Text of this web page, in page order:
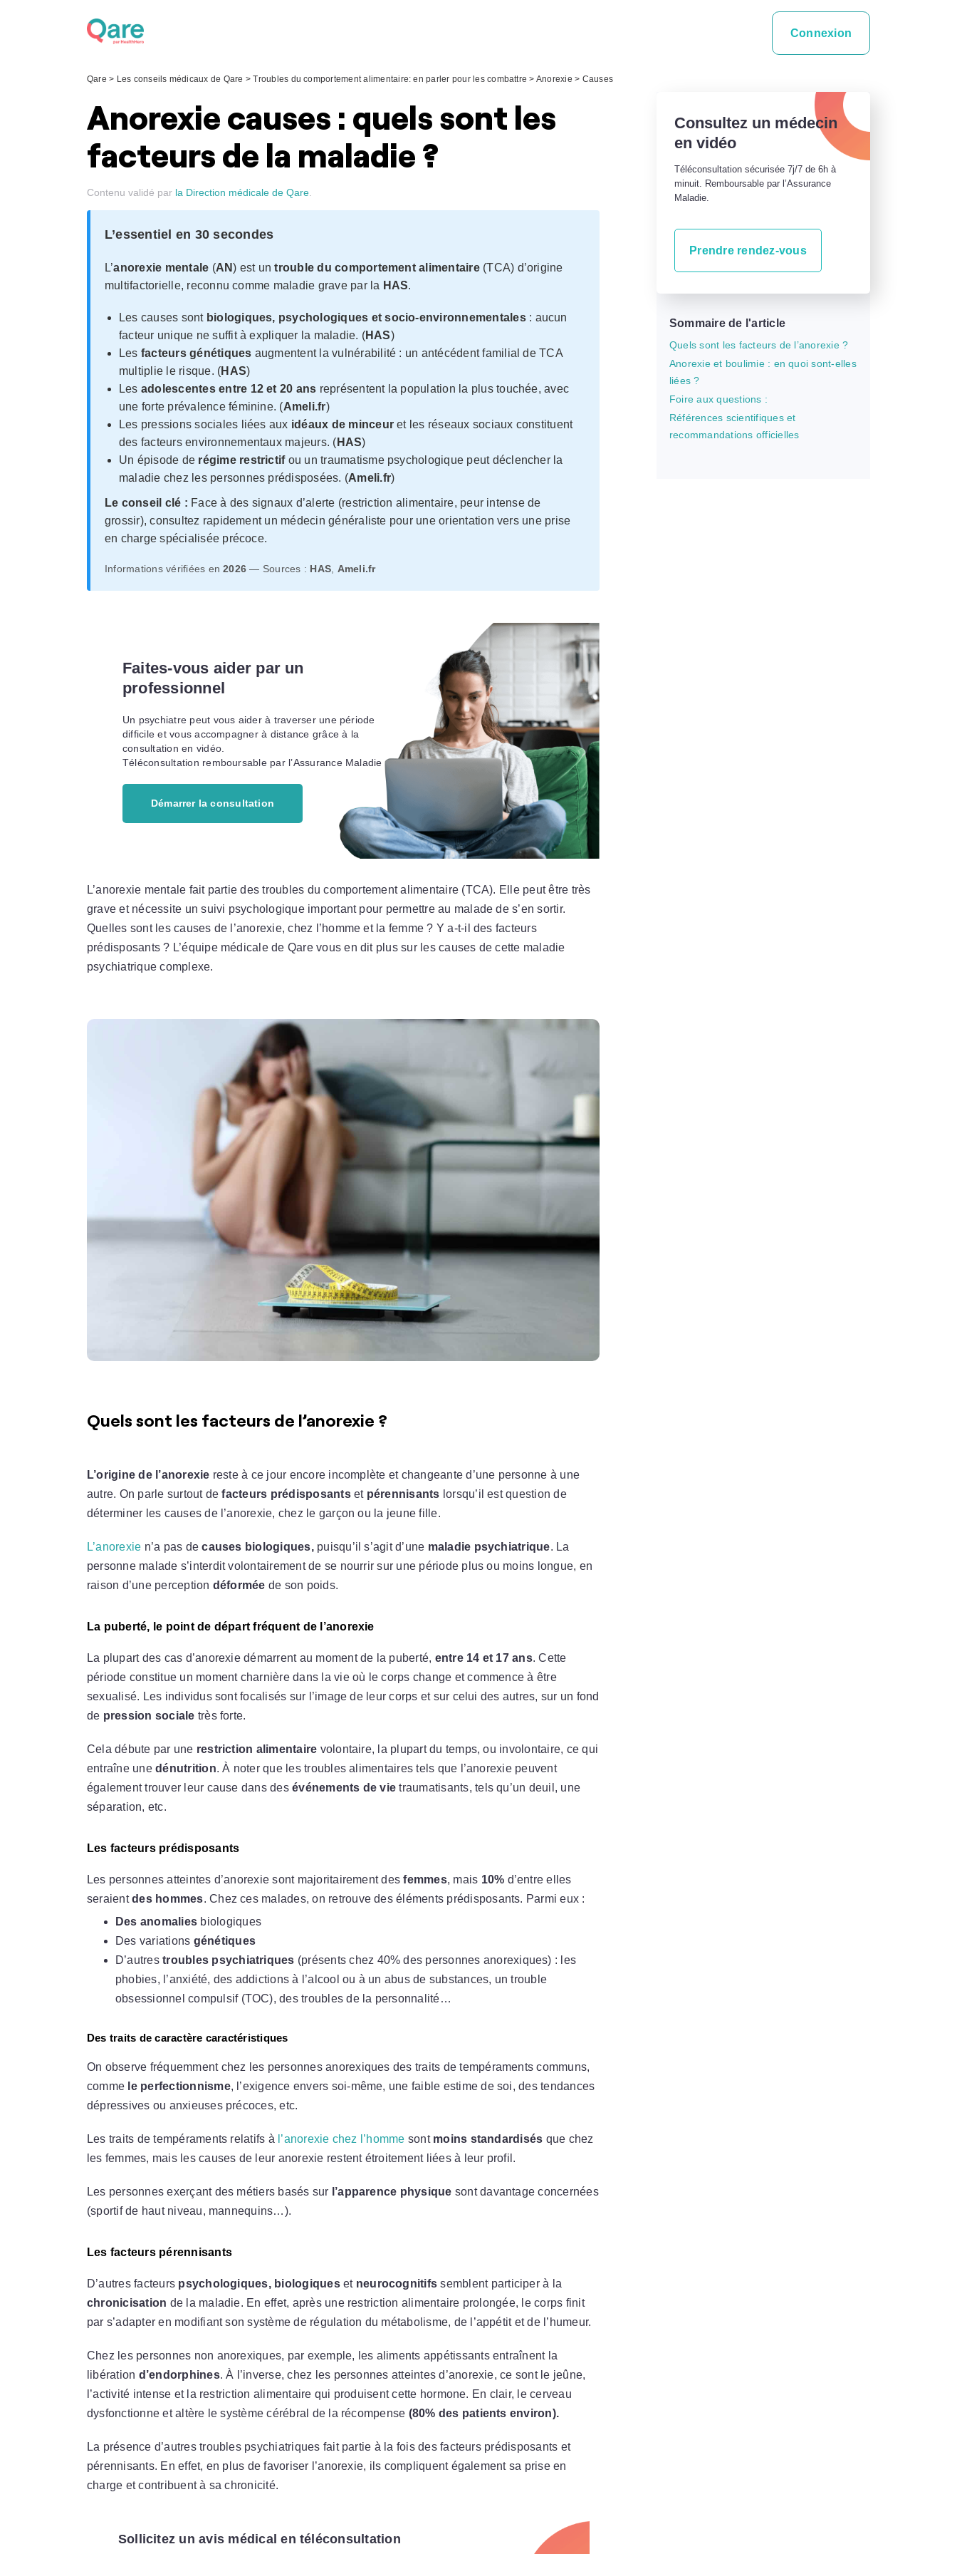
Connexion
Qare > Les conseils médicaux de Qare >Troubles du comportement alimentaire: en parler pour les combattre > Anorexie > Causes
Anorexie causes : quels sont les
facteurs de la maladie ?
Contenu validé par la Direction médicale de Qare.
L’essentiel en 30 secondes
L’anorexie mentale (AN) est untrouble du comportement alimentaire(TCA) d’origine
multifactorielle, reconnu comme maladie grave par la HAS.
Les causes sont biologiques, psychologiques et socio-environnementales: aucun
facteur unique ne suffit à expliquer la maladie. (HAS)
Les facteurs génétiques augmentent la vulnérabilité : un antécédent familial de TCA
multiplie le risque. (HAS)
Les adolescentes entre 12 et 20 ans représentent la population la plus touchée, avec
une forte prévalence féminine. (Ameli.fr)
Les pressions sociales liées aux idéaux de minceur et les réseaux sociaux constituent
des facteurs environnementaux majeurs. ( HAS)
Un épisode de régime restrictifou un traumatisme psychologique peut déclencher la
maladie chez les personnes prédisposées. (Ameli.fr)
Le conseil clé : Face à des signaux d’alerte (restriction alimentaire, peur intense de
grossir), consultez rapidement un médecin généraliste pour une orientation vers une prise
en charge spécialisée précoce.
Informations vérifiées en2026 — Sources : HAS, Ameli.fr
Faites-vous aider par un
professionnel
Un psychiatre peut vous aider à traverser une période
difficile et vous accompagner à distance grâce à la
consultation en vidéo.
Téléconsultation remboursable par l’Assurance Maladie
Démarrer la consultation
L’anorexie mentale fait partie des troubles du comportement alimentaire (TCA). Elle peut être très
grave et nécessite un suivi psychologique important pour permettre au malade de s’en sortir.
Quelles sont les causes de l’anorexie, chez l’homme et la femme ? Y a-t-il des facteurs
prédisposants ? L’équipe médicale de Qare vous en dit plus sur les causes de cette maladie
psychiatrique complexe.
Quels sont les facteurs de l’anorexie ?
L’origine de l’anorexie reste à ce jour encore incomplète et changeante d’une personne à une
autre. On parle surtout defacteurs prédisposantset pérennisants lorsqu’il est question de
déterminer les causes de l’anorexie, chez le garçon ou la jeune fille.
L’anorexie n’a pas decauses biologiques,puisqu’il s’agit d’une maladie psychiatrique. La
personne malade s’interdit volontairement de se nourrir sur une période plus ou moins longue, en
raison d’une perception déformée de son poids.
La puberté, le point de départ fréquent de l’anorexie
La plupart des cas d’anorexie démarrent au moment de la puberté, entre 14 et 17 ans. Cette
période constitue un moment charnière dans la vie où le corps change et commence à être
sexualisé. Les individus sont focalisés sur l’image de leur corps et sur celui des autres, sur un fond
de pression sociale très forte.
Cela débute par une restriction alimentaire volontaire, la plupart du temps, ou involontaire, ce qui
entraîne unedénutrition. À noter que les troubles alimentaires tels que l’anorexie peuvent
également trouver leur cause dans desévénements de vie traumatisants, tels qu’un deuil, une
séparation, etc.
Les facteurs prédisposants
Les personnes atteintes d’anorexie sont majoritairement desfemmes, mais 10% d’entre elles
seraientdes hommes. Chez ces malades, on retrouve des éléments prédisposants. Parmi eux :
Des anomalies biologiques
Des variations génétiques
D’autrestroubles psychiatriques (présents chez 40% des personnes anorexiques) : les
phobies, l’anxiété, des addictions à l’alcool ou à un abus de substances, un trouble
obsessionnel compulsif (TOC), des troubles de la personnalité…
Des traits de caractère caractéristiques
On observe fréquemment chez les personnes anorexiques des traits de tempéraments communs,
comme le perfectionnisme, l’exigence envers soi-même, une faible estime de soi, des tendances
dépressives ou anxieuses précoces, etc.
Les traits de tempéraments relatifs à l’anorexie chez l’homme sont moins standardisés que chez
les femmes, mais les causes de leur anorexie restent étroitement liées à leur profil.
Les personnes exerçant des métiers basés sur l’apparence physique sont davantage concernées
(sportif de haut niveau, mannequins…).
Les facteurs pérennisants
D’autres facteurs psychologiques, biologiqueset neurocognitifs semblent participer à la
chronicisation de la maladie. En effet, après une restriction alimentaire prolongée, le corps finit
par s’adapter en modifiant son système de régulation du métabolisme, de l’appétit et de l’humeur.
Chez les personnes non anorexiques, par exemple, les aliments appétissants entraînent la
libération d’endorphines. À l’inverse, chez les personnes atteintes d’anorexie, ce sont le jeûne,
l’activité intense et la restriction alimentaire qui produisent cette hormone. En clair, le cerveau
dysfonctionne et altère le système cérébral de la récompense (80% des patients environ).
La présence d’autres troubles psychiatriques fait partie à la fois des facteurs prédisposants et
pérennisants. En effet, en plus de favoriser l’anorexie, ils compliquent également sa prise en
charge et contribuent à sa chronicité.
Sollicitez un avis médical en téléconsultation
Consultez un médecin
en vidéo
Téléconsultation sécurisée 7j/7 de 6h à
minuit. Remboursable par l’Assurance
Maladie.
Prendre rendez-vous
Sommaire de l'article
Quels sont les facteurs de l’anorexie ?
Anorexie et boulimie : en quoi sont-elles
liées ?
Foire aux questions :
Références scientifiques et
recommandations officielles